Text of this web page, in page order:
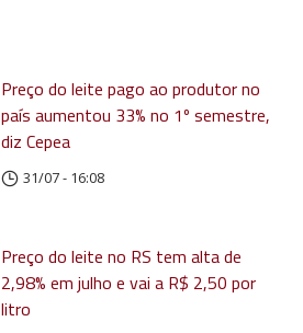
Preço do leite pago ao produtor no
país aumentou 33% no 1º semestre,
diz Cepea
31/07 - 16:08
Preço do leite no RS tem alta de
2,98% em julho e vai a R$ 2,50 por
litro